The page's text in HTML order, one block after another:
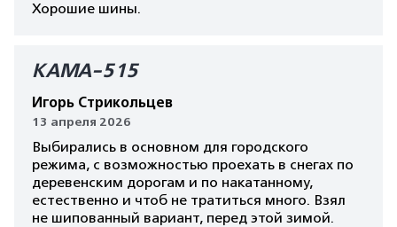
Хорошие шины.
КАМА-515
Игорь Стрикольцев
13 апреля 2026
Выбирались в основном для городского
режима, с возможностью проехать в снегах по
деревенским дорогам и по накатанному,
естественно и чтоб не тратиться много. Взял
не шипованный вариант, перед этой зимой.